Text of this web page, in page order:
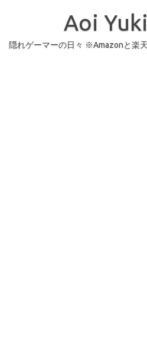
Aoi
隠れゲーマーの日々 ※Amazonと楽